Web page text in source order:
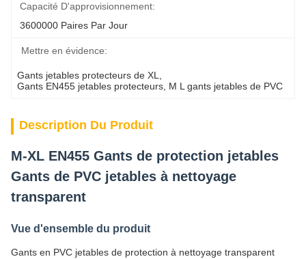
Capacité D'approvisionnement:
3600000 Paires Par Jour
Mettre en évidence:
Gants jetables protecteurs de XL
Gants EN455 jetables protecteurs M L gants jetables de PVC
Description Du Produit
M-XL EN455 Gants de protection jetables
Gants de PVC jetables à nettoyage
transparent
Vue d'ensemble du produit
Gants en PVC jetables de protection à nettoyage transparent